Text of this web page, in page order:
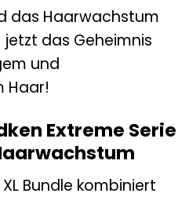
das Haarwachstum
das Geheimnis
und
Haar!
Extreme Serie
Bundle kombiniert